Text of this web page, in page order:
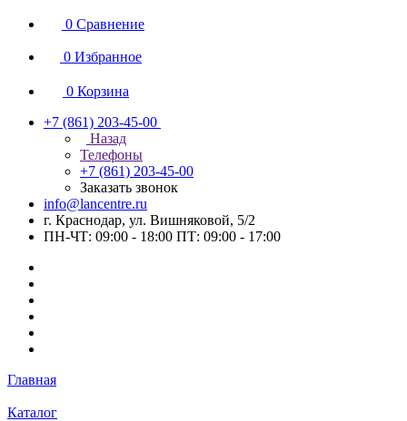
0 Сравнение
0 Избранное
0 Корзина
+7 (861) 203-45-00
Назад
Телефоны
+7 (861) 203-45-00
Заказать звонок
info@lancentre.ru
г. Краснодар, ул. Вишняковой, 5/2
ПН-ЧТ: 09:00 - 18:00 ПТ: 09:00 - 17:00
Главная
Каталог